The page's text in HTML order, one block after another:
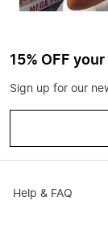
15% OFF
Sign up for our
Help & FAQ